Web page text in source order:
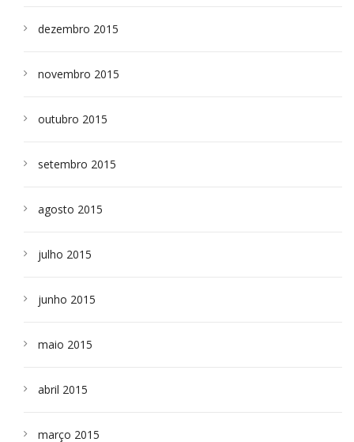
dezembro 2015
novembro 2015
outubro 2015
setembro 2015
agosto 2015
julho 2015
junho 2015
maio 2015
abril 2015
março 2015